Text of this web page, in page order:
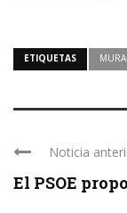
ETIQUETAS
Noticia
El PSOE